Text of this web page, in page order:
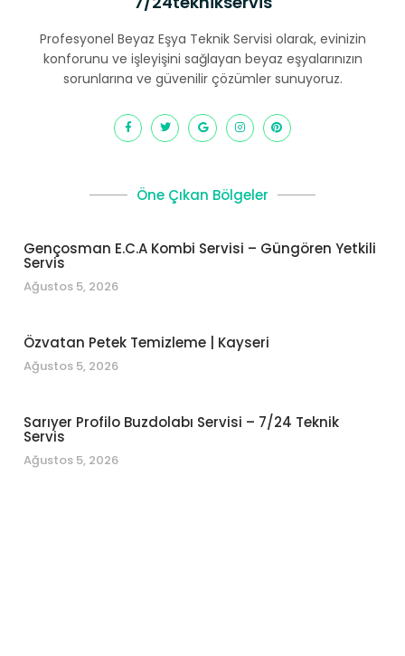
Profesyonel Beyaz Eşya Teknik Servisi olarak, evinizin
konforunu ve işleyişini sağlayan beyaz eşyalarınızın
sorunlarına ve güvenilir çözümler sunuyoruz.
Öne Çıkan Bölgeler
Gençosman E.C.A Kombi Servisi – Güngören Yetkili
Servis
Ağustos 5, 2026
Özvatan Petek Temizleme | Kayseri
Ağustos 5, 2026
Sarıyer Profilo Buzdolabı Servisi – 7/24 Teknik
Servis
Ağustos 5, 2026